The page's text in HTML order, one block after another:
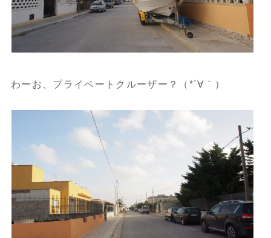
わーお、プライベートクルーザー？（*´∀｀）